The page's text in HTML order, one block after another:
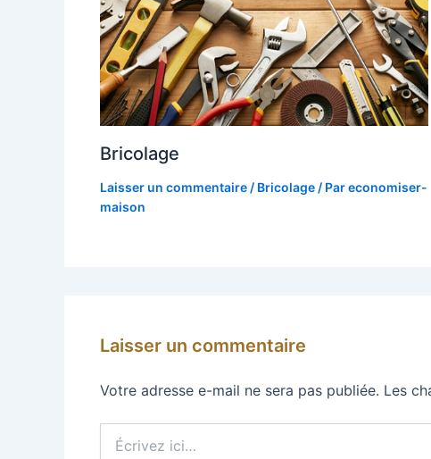
Bricolage
Laisser un commentaire / Bricolage / Pareconomiser-
maison
Laisser un commentaire
Votre adresse e-mail ne sera pas publiée. Les
ici…